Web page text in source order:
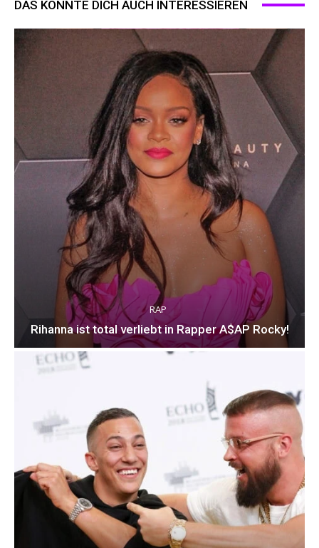
DAS KÖNNTE DICH AUCH INTERESSIEREN
RAP
Rihanna ist total verliebt in Rapper A$AP Rocky!